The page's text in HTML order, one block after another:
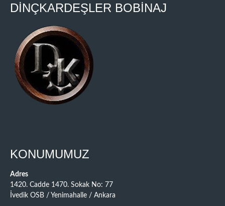
DİNÇKARDEŞLER BOBİNAJ
KONUMUMUZ
Adres
1420. Cadde 1470. Sokak No: 77
İvedik OSB / Yenimahalle / Ankara